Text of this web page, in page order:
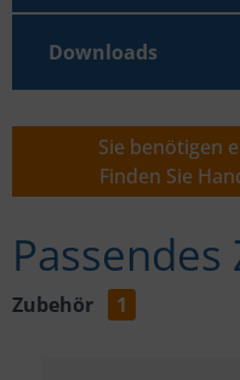
Sie benötigen
Finden Sie
Zubehör 1
Downloads